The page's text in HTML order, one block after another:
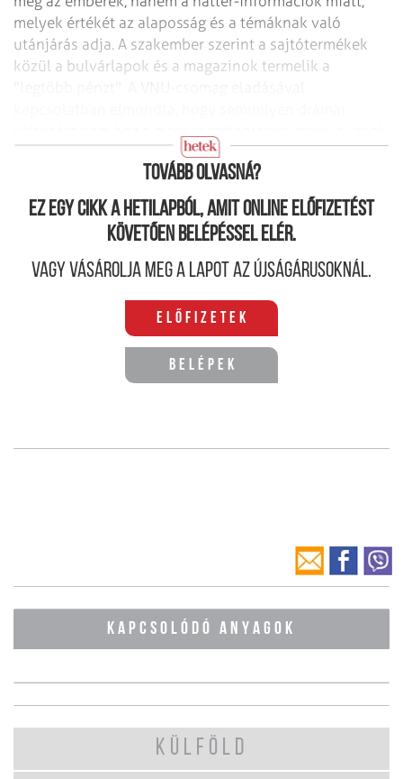
melyek értékét az alaposság és a témáknak való
utánjárás adja. A szakember szerint a sajtótermékek
közül a bulvárlapok és a magazinok termelik a
profilját nem éri meg megváltoztatni.
Tovább olvasná?
Ez egy cikk a hetilapból, amit online előfizetést
követően belépéssel elér.
Vagy vásárolja meg a lapot az újságárusoknál.
Előfizetek
Belépek
KAPCSOLÓDÓ ANYAGOK
KÜLFÖLD